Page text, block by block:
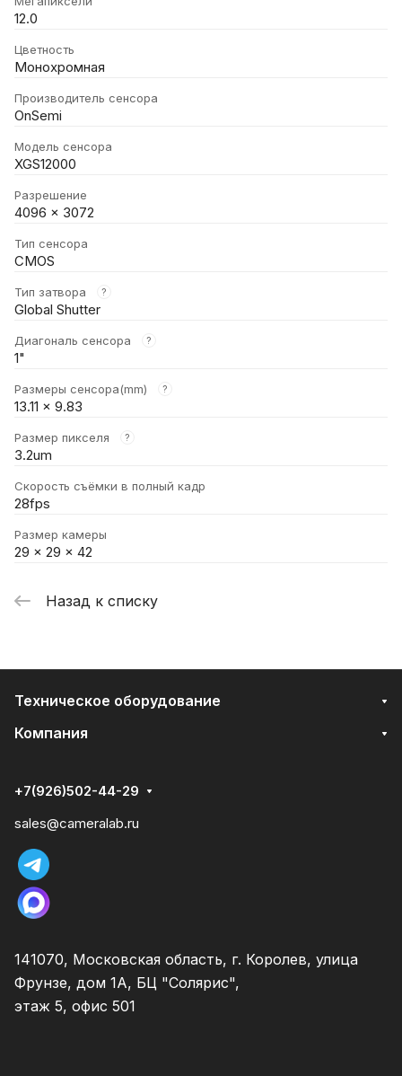
12.0
Цветность
Монохромная
Производитель сенсора
OnSemi
Модель сенсора
XGS12000
Разрешение
4096 x 3072
Тип сенсора
CMOS
Тип затвора ?
Global Shutter
Диагональ сенсора ?
1"
Размеры сенсора(mm) ?
13.11 x 9.83
Размер пикселя ?
3.2um
Скорость съёмки в полный кадр
28fps
Размер камеры
29 × 29 × 42
Назад к списку
Техническое оборудование
Компания
+7(926)502-44-29
sales@cameralab.ru
141070, Московская область, г. Королев, улица
Фрунзе, дом 1А, БЦ "Солярис",
этаж 5, офис 501